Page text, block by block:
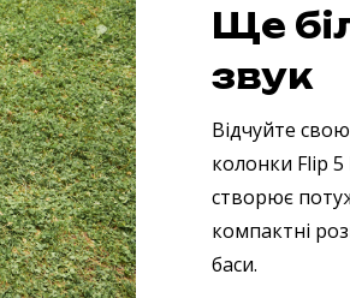
Ще
звук
Відчуйте
колонки Flip 5
створює
компактні
баси.